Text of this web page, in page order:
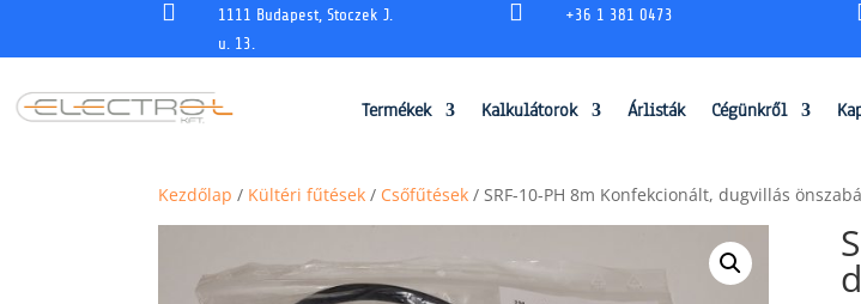

1111 Budapest, Stoczek J.
u. 13.
 +36 1 381 0473
Termékek Kalkulátorok Árlisták Cégünkről
Kezdőlap / Kültéri fűtések / Csőfűtések / SRF-10-PH 8m Konfekcionált, dugvillás